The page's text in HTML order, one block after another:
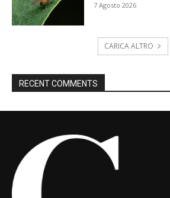
7 Agosto 2026
CARICA ALTRO
RECENT COMMENTS